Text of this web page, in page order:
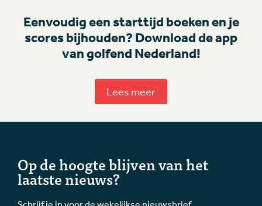
Eenvoudig een starttijd boeken en je
scores bijhouden? Download de app
van golfend Nederland!
Lees meer
Op de hoogte blijven van het
laatste nieuws?